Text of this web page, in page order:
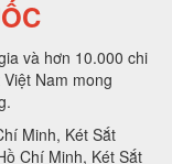
và hơn 10.000 chi
Nam mong
Đức X820 - E Gold Black Tại Thành phố Long Khánh Tỉnh Đồng Nai, Két Sắt Công Đức X820 - E Gold Black Tại Huyện Cẩm Mỹ Tỉnh Đồng Nai, Két Sắt Công Đức X820 - E Gold Black Tại Huyện Định Quán Tỉnh Đồng Nai, Két Sắt Công Đức X820 - E Gold Black Tại Huyện Long Thành Tỉnh Đồng Nai, Két Sắt Công Đức X820 - E Gold Black Tại Huyện Nhơn Trạch Tỉnh Đồng Nai, Két Sắt Công Đức X820 - E Gold Black Tại Huyện Tân Phú Tỉnh Đồng Nai, Két Sắt Công Đức X820 - E Gold Black Tại Huyện Thống Nhất Tỉnh Đồng Nai, Két Sắt Công Đức X820 - E Gold Black Tại Huyện Trảng Bom Tỉnh Đồng Nai, Két Sắt Công Đức X820 - E Gold Black Tại Huyện Vĩnh Cửu Tỉnh Đồng Nai, Két Sắt Công Đức X820 - E Gold Black Tại Huyện Xuân Lộc Tỉnh Đồng Nai, Két Sắt Công Đức X820 - E Gold Black Biên Hòa, Két Sắt Công Đức X820 - E Gold Black Đồng Tháp, Két Sắt Công Đức X820 - E Gold Black Tại Thành phố Cao Lãnh Tỉnh Đồng Tháp, Két Sắt Công Đức X820 - E Gold Black Tại Thành phố Sa Đéc Tỉnh Đồng Tháp, Két Sắt Công Đức X820 - E Gold Black Tại Thị xã Hồng Ngự Tỉnh Đồng Tháp, Két Sắt Công Đức X820 - E Gold Black Tại Huyện Cao Lãnh Tỉnh Đồng Tháp, Két Sắt Công Đức X820 - E Gold Black Tại Huyện Châu Thành Tỉnh Đồng Tháp, Két Sắt Công Đức X820 - E Gold Black Tại Huyện Hồng Ngự Tỉnh Đồng Tháp, Két Sắt Công Đức X820 - E Gold Black Tại Huyện Lai Vung Tỉnh Đồng Tháp, Két Sắt Công Đức X820 - E Gold Black Tại Huyện Lấp Vò Tỉnh Đồng Tháp, Két Sắt Công Đức X820 - E Gold Black Tại Huyện Tam Nông Tỉnh Đồng Tháp, Két Sắt Công Đức X820 - E Gold Black Tại Huyện Tân Hồng Tỉnh Đồng Tháp, Két Sắt Công Đức X820 - E Gold Black Tại Huyện Thanh Bình Tỉnh Đồng Tháp, Két Sắt Công Đức X820 - E Gold Black Tại Huyện Tháp Mười Tỉnh Đồng Tháp, Két Sắt Công Đức X820 - E Gold Black Tại Thành phố Điện Biên Phủ Tỉnh Điện Biên, Két Sắt Công Đức X820 - E Gold Black Tại Thị xã Mường Lay Tỉnh Điện Biên, Két Sắt Công Đức X820 - E Gold Black Tại Huyện Điện Biên Tỉnh Điện Biên, Két Sắt Công Đức X820 - E Gold Black Tại Huyện Điện Biên Đông Tỉnh Điện Biên, Két Sắt Công Đức X820 - E Gold Black Tại Huyện Mường Ảng Tỉnh Điện Biên, Két Sắt Công Đức X820 - E Gold Black Tại Huyện Mường Chà Tỉnh Điện Biên, Két Sắt Công Đức X820 - E Gold Black Tại Huyện Mường Nhé Tỉnh Điện Biên, Két Sắt Công Đức X820 - E Gold Black Tại Huyện Nậm Pồ Tỉnh Điện Biên, Két Sắt Công Đức X820 - E Gold Black Tại Huyện Tủa Chùa Tỉnh Điện Biên, Két Sắt Công Đức X820 - E Gold Black Tại Huyện Tuần Giáo Tỉnh Điện Biên, Két Sắt Công Đức X820 - E Gold Black Điện Biên, Két Sắt Công Đức X820 - E Gold Black Gia Lai, Két Sắt Công Đức X820 - E Gold Black Tại Thành phố Pleiku Tỉnh Gia Lai, Két Sắt Công Đức X820 - E Gold B